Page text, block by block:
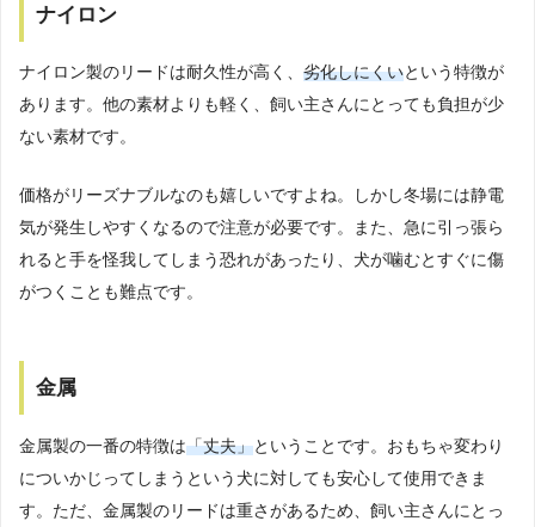
ナイロン
ナイロン製のリードは耐久性が高く、 劣化しにくいという特徴が
あります。他の素材よりも軽く、飼い主さんにとっても負担が少
ない素材です。
価格がリーズナブルなのも嬉しいですよね。しかし冬場には静電
気が発生しやすくなるので注意が必要です。また、急に引っ張ら
れると手を怪我してしまう恐れがあったり、犬が噛むとすぐに傷
がつくことも難点です。
金属
金属製の一番の特徴は「丈夫」ということです。おもちゃ変わり
についかじってしまうという犬に対しても安心して使用できま
す。ただ、金属製のリードは重さがあるため、飼い主さんにとっ